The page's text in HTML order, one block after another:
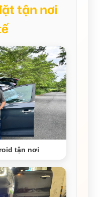
tận nơi
tận nơi